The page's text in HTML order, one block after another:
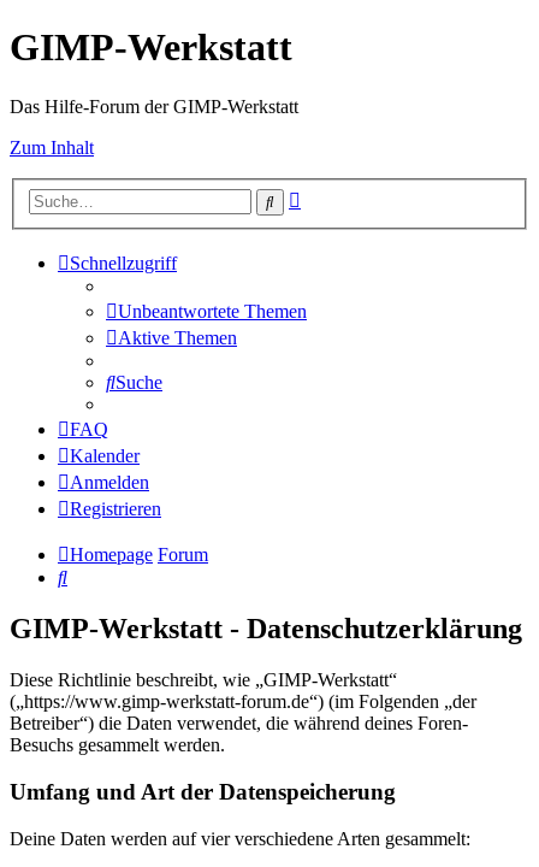
GIMP-Werkstatt
Das Hilfe-Forum der GIMP-Werkstatt
Zum Inhalt
Suche
Schnellzugriff
Unbeantwortete Themen
Aktive Themen
Suche
FAQ
Kalender
Anmelden
Registrieren
Homepage Forum
Suche
GIMP-Werkstatt - Datenschutzerklärung
Diese Richtlinie beschreibt, wie „GIMP-Werkstatt“
(„https://www.gimp-werkstatt-forum.de“) (im Folgenden „der
Betreiber“) die Daten verwendet, die während deines Foren-
Besuchs gesammelt werden.
Umfang und Art der Datenspeicherung
Deine Daten werden auf vier verschiedene Arten gesammelt: